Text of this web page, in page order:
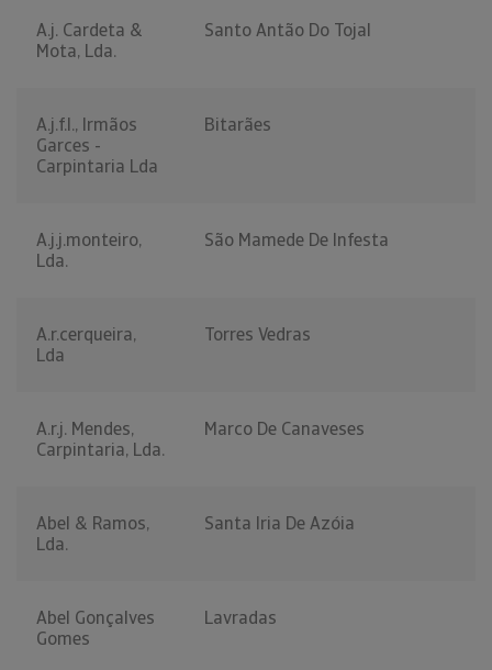
A.j. Cardeta &
Mota, Lda.
Santo Antão Do Tojal
A.j.f.l., Irmãos
Garces -
Carpintaria Lda
Bitarães
A.j.j.monteiro,
Lda.
São Mamede De Infesta
A.r.cerqueira,
Lda
Torres Vedras
A.r.j. Mendes,
Carpintaria, Lda.
Marco De Canaveses
Abel & Ramos,
Lda.
Santa Iria De Azóia
Abel Gonçalves
Gomes
Lavradas